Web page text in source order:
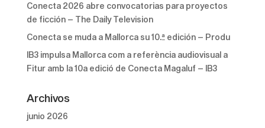
Conecta 2026 abre convocatorias para proyectos
de ficción – The Daily Television
Conecta se muda a Mallorca su 10.ª edición – Produ
IB3 impulsa Mallorca com a referència audiovisual a
Fitur amb la 10a edició de Conecta Magaluf – IB3
Archivos
junio 2026